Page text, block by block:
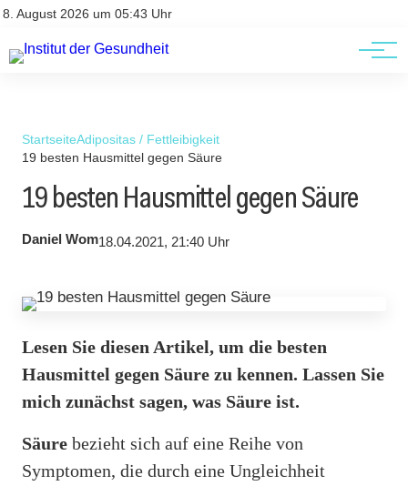
8. August 2026 um 05:43 Uhr
Kontakt
Kontakt
AGBs
StartseiteAdipositas / Fettleibigkeit
19 besten Hausmittel gegen Säure
19 besten Hausmittel gegen Säure
Daniel Wom18.04.2021, 21:40 Uhr
Lesen Sie diesen Artikel, um die besten
Hausmittel gegen Säure zu kennen. Lassen Sie
mich zunächst sagen, was Säure ist.
Säure bezieht sich auf eine Reihe von
Symptomen, die durch eine Ungleichheit